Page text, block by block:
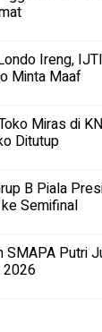
Ireng,
Minta Maaf
Miras di
Ditutup
B Piala
Semifinal
SMAPA Putri
2026